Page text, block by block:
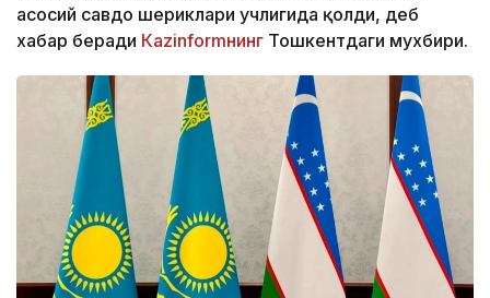
асосий савдо шериклари учлигида қолди, деб
хабар беради Кazinformнинг Тошкентдаги мухбири.